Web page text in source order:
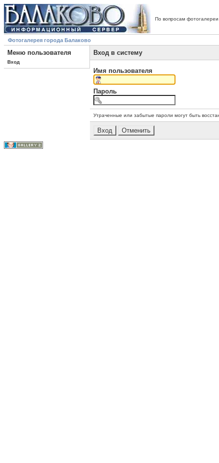
По вопросам
Фотогалерея города Балаково
Меню пользователя
Вход
Вход в систему
Имя пользователя
Пароль
Утраченные или забытые пароли могут быть